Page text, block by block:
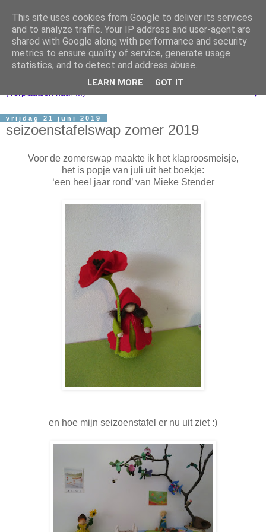
▼
vrijdag 21 juni 2019
seizoenstafelswap zomer 2019
Voor de zomerswap maakte ik het klaproosmeisje,
het is popje van juli uit het boekje:
‘een heel jaar rond’ van Mieke Stender
en hoe mijn seizoenstafel er nu uit ziet :)
This site uses cookies from Google to deliver its services
and to analyze traffic. Your IP address and user-agent are
shared with Google along with performance and security
metrics to ensure quality of service, generate usage
statistics, and to detect and address abuse.
LEARN MORE GOT IT